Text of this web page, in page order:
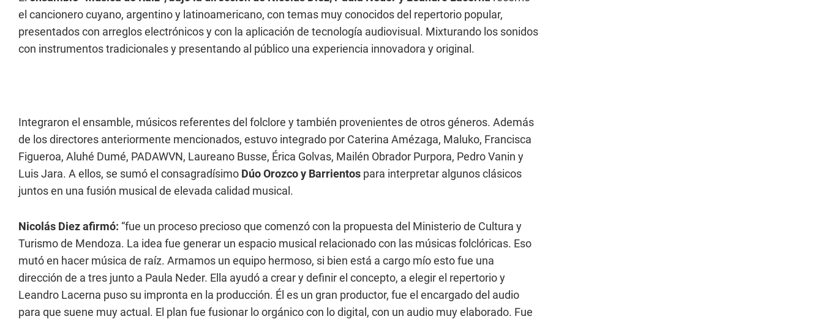
el cancionero cuyano, argentino y latinoamericano, con temas muy conocidos del repertorio popular,
presentados con arreglos electrónicos y con la aplicación de tecnología audiovisual. Mixturando los sonidos
con instrumentos tradicionales y presentando al público una experiencia innovadora y original.
Integraron el ensamble, músicos referentes del folclore y también provenientes de otros géneros. Además
de los directores anteriormente mencionados, estuvo integrado por Caterina Amézaga, Maluko, Francisca
Figueroa, Aluhé Dumé, PADAWVN, Laureano Busse, Érica Golvas, Mailén Obrador Purpora, Pedro Vanin y
Luis Jara. A ellos, se sumó el consagradísimo Dúo Orozco y Barrientos para interpretar algunos clásicos
juntos en una fusión musical de elevada calidad musical.
Nicolás Diez afirmó: “fue un proceso precioso que comenzó con la propuesta del Ministerio de Cultura y
Turismo de Mendoza. La idea fue generar un espacio musical relacionado con las músicas folclóricas. Eso
mutó en hacer música de raíz. Armamos un equipo hermoso, si bien está a cargo mío esto fue una
dirección de a tres junto a Paula Neder. Ella ayudó a crear y definir el concepto, a elegir el repertorio y
Leandro Lacerna puso su impronta en la producción. Él es un gran productor, fue el encargado del audio
para que suene muy actual. El plan fue fusionar lo orgánico con lo digital, con un audio muy elaborado. Fue